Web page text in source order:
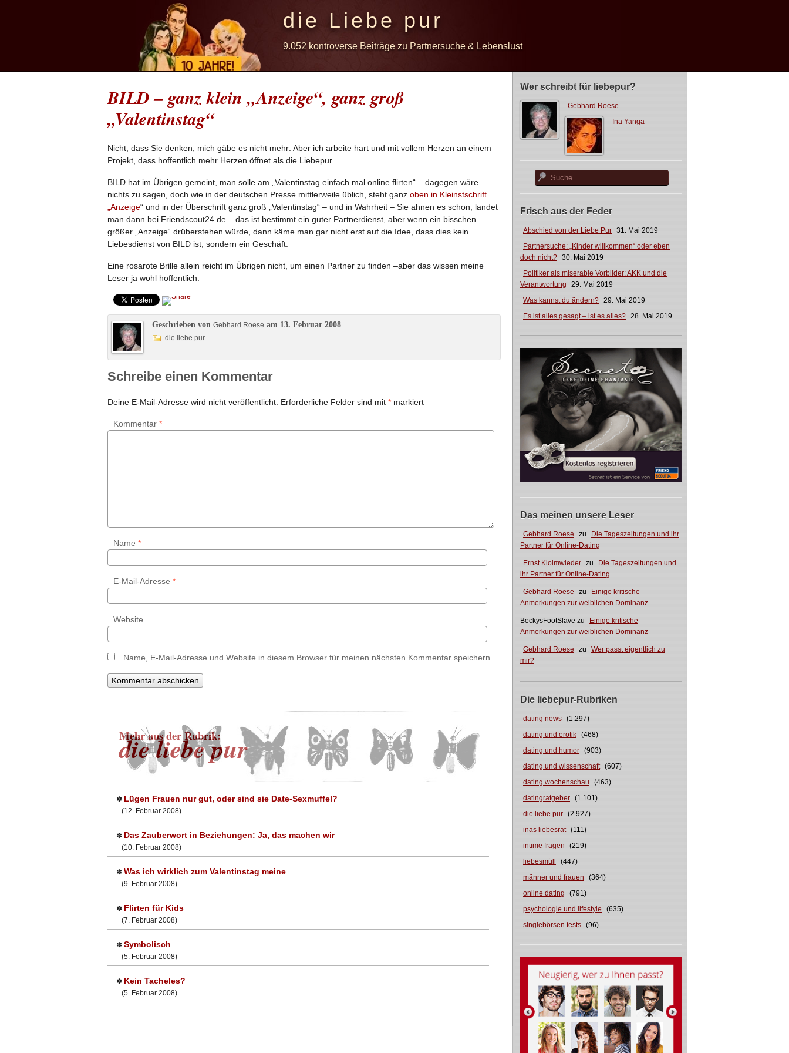
die Liebe pur
9.052 kontroverse Beiträge zu Partnersuche & Lebenslust
Wer schreibt für liebepur?
Gebhard Roese
Ina Yanga
Frisch aus der Feder
Abschied von der Liebe Pur 31. Mai 2019
Partnersuche: „Kinder willkommen“ oder eben
doch nicht? 30. Mai 2019
Politiker als miserable Vorbilder: AKK und die
Verantwortung
29. Mai 2019
Was kannst du ändern? 29. Mai 2019
Es ist alles gesagt – ist es alles? 28. Mai 2019
Das meinen unsere Leser
Gebhard Roese zu
Die Tageszeitungen und ihr
Partner für Online-Dating
Ernst Kloimwieder zu
Die Tageszeitungen und
ihr Partner für Online-Dating
Gebhard Roese zu
Einige kritische
Anmerkungen zur weiblichen Dominanz
BeckysFootSlave zu
Einige kritische
Anmerkungen zur weiblichen Dominanz
Gebhard Roese zu
Wer passt eigentlich zu
mir?
Die liebepur-Rubriken
dating news (1.297)
dating und erotik (468)
dating und humor (903)
dating und wissenschaft (607)
dating wochenschau
(463)
datingratgeber (1.101)
die liebe pur (2.927)
inas liebesrat (111)
intime fragen
(219)
liebesmüll
(447)
männer und frauen
(364)
online dating
(791)
psychologie und lifestyle
(635)
singlebörsen tests (96)
BILD – ganz klein „Anzeige“, ganz groß
„Valentinstag“
Nicht, dass Sie denken, mich gäbe es nicht mehr: Aber ich arbeite hart und mit vollem Herzen an einem
Projekt, dass hoffentlich mehr Herzen öffnet als die Liebepur.
BILD hat im Übrigen gemeint, man solle am „Valentinstag einfach mal online flirten“ – dagegen wäre
nichts zu sagen, doch wie in der deutschen Presse mittlerweile üblich, steht ganz oben in Kleinstschrift
„Anzeige“ und in der Überschrift ganz groß „Valentinstag“ – und in Wahrheit – Sie ahnen es schon, landet
man dann bei Friendscout24.de – das ist bestimmt ein guter Partnerdienst, aber wenn ein bisschen
größer „Anzeige“ drüberstehen würde, dann käme man gar nicht erst auf die Idee, dass dies kein
Liebesdienst von BILD ist, sondern ein Geschäft.
Eine rosarote Brille allein reicht im Übrigen nicht, um einen Partner zu finden –aber das wissen meine
Leser ja wohl hoffentlich.
Geschrieben von Gebhard Roese am 13. Februar 2008
die liebe pur
Schreibe einen Kommentar
Deine E-Mail-Adresse wird nicht veröffentlicht. Erforderliche Felder sind mit * markiert
Kommentar *
Name *
E-Mail-Adresse *
Website
Name, E-Mail-Adresse und Website in diesem Browser für meinen nächsten Kommentar speichern.
Mehr aus der Rubrik:
die liebe pur
✽ Lügen Frauen nur gut, oder sind sie Date-Sexmuffel?
(12. Februar 2008)
✽ Das Zauberwort in Beziehungen: Ja, das machen wir
(10. Februar 2008)
✽ Was ich wirklich zum Valentinstag meine
(9. Februar 2008)
✽ Flirten für Kids
(7. Februar 2008)
✽ Symbolisch
(5. Februar 2008)
✽ Kein Tacheles?
(5. Februar 2008)